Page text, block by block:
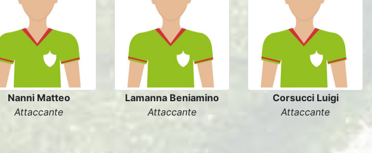
Nanni Matteo
Attaccante
Lamanna Beniamino
Attaccante
Corsucci Luigi
Attaccante